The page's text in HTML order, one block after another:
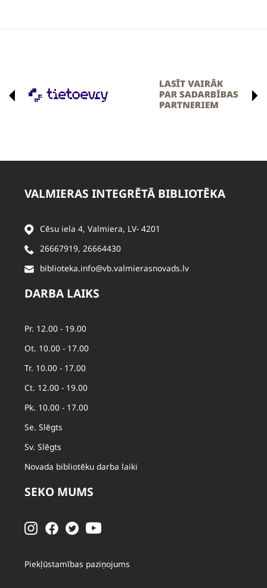
VALMIERAS INTEGRĒTĀ BIBLIOTĒKA
Cēsu iela 4, Valmiera, LV- 4201
26667919, 26664430
biblioteka.info@vb.valmierasnovads.lv
DARBA LAIKS
Pr. 12.00 - 19.00
Ot. 10.00 - 17.00
Tr. 10.00 - 17.00
Ct. 12.00 - 19.00
Pk. 10.00 - 17.00
Se. Slēgts
Sv. Slēgts
Novada bibliotēku darba laiki
SEKO MUMS
Piekļūstamības paziņojums